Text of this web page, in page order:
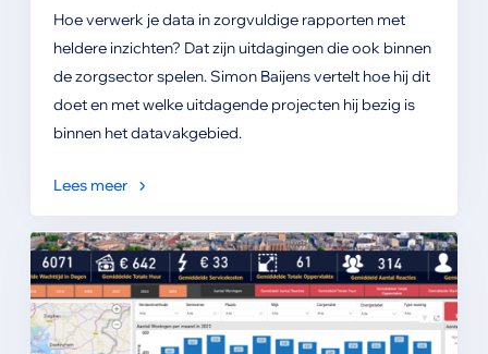
Hoe verwerk je data in zorgvuldige rapporten met
heldere inzichten? Dat zijn uitdagingen die ook binnen
de zorgsector spelen. Simon Baijens vertelt hoe hij dit
doet en met welke uitdagende projecten hij bezig is
binnen het datavakgebied.
Lees meer